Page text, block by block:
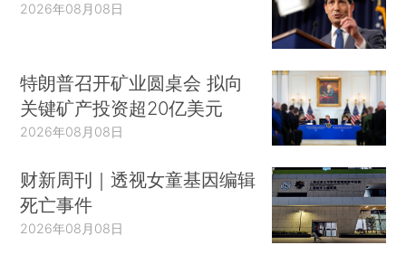
2026年08月08日
特朗普召开矿业圆桌会 拟向
关键矿产投资超20亿美元
2026年08月08日
财新周刊｜透视女童基因编辑
死亡事件
2026年08月08日